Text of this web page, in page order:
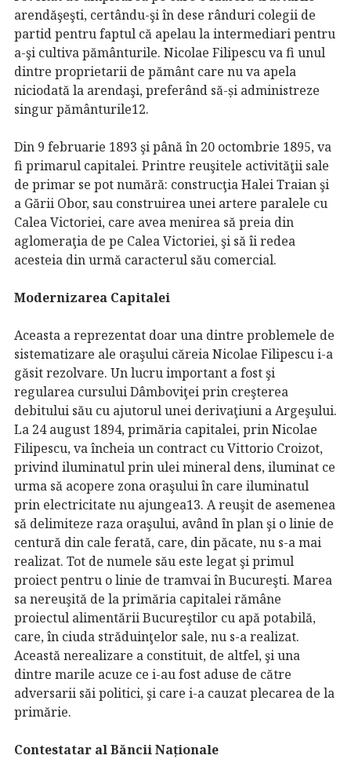
arendăşeşti, certându-şi în dese rânduri colegii de
partid pentru faptul că apelau la intermediari pentru
a-şi cultiva pământurile. Nicolae Filipescu va fi unul
dintre proprietarii de pământ care nu va apela
niciodată la arendaşi, preferând să-și administreze
singur pământurile12.
Din 9 februarie 1893 şi până în 20 octombrie 1895, va
fi primarul capitalei. Printre reuşitele activităţii sale
de primar se pot numără: construcţia Halei Traian şi
a Gării Obor, sau construirea unei artere paralele cu
Calea Victoriei, care avea menirea să preia din
aglomeraţia de pe Calea Victoriei, şi să îi redea
acesteia din urmă caracterul său comercial.
Modernizarea Capitalei
Aceasta a reprezentat doar una dintre problemele de
sistematizare ale oraşului căreia Nicolae Filipescu i-a
găsit rezolvare. Un lucru important a fost şi
regularea cursului Dâmboviţei prin creşterea
debitului său cu ajutorul unei derivaţiuni a Argeşului.
La 24 august 1894, primăria capitalei, prin Nicolae
Filipescu, va încheia un contract cu Vittorio Croizot,
privind iluminatul prin ulei mineral dens, iluminat ce
urma să acopere zona oraşului în care iluminatul
prin electricitate nu ajungea13. A reuşit de asemenea
să delimiteze raza oraşului, având în plan şi o linie de
centură din cale ferată, care, din păcate, nu s-a mai
realizat. Tot de numele său este legat şi primul
proiect pentru o linie de tramvai în Bucureşti. Marea
sa nereuşită de la primăria capitalei rămâne
proiectul alimentării Bucureştilor cu apă potabilă,
care, în ciuda străduinţelor sale, nu s-a realizat.
Această nerealizare a constituit, de altfel, şi una
dintre marile acuze ce i-au fost aduse de către
adversarii săi politici, şi care i-a cauzat plecarea de la
primărie.
Contestatar al Băncii Naționale